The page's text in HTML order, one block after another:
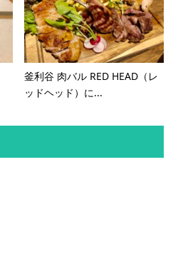
釜利谷 肉バル RED HEAD（レ
ッドヘッド）に...